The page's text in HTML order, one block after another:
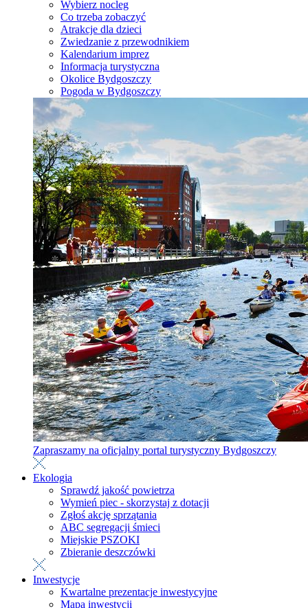
Wybierz nocleg
Co trzeba zobaczyć
Atrakcje dla dzieci
Zwiedzanie z przewodnikiem
Kalendarium imprez
Informacja turystyczna
Okolice Bydgoszczy
Pogoda w Bydgoszczy
Zapraszamy na oficjalny portal turystyczny Bydgoszczy
Ekologia
Sprawdź jakość powietrza
Wymień piec - skorzystaj z dotacji
Zgłoś akcję sprzątania
ABC segregacji śmieci
Miejskie PSZOKI
Zbieranie deszczówki
Inwestycje
Kwartalne prezentacje inwestycyjne
Mapa inwestycji